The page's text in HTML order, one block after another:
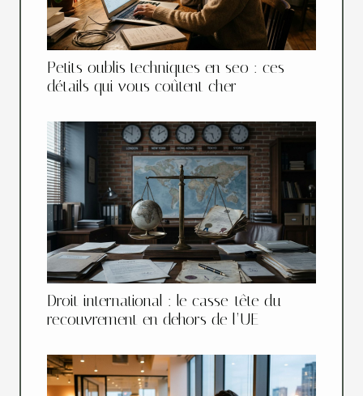
Petits oublis techniques en seo : ces
détails qui vous coûtent cher
Droit international : le casse-tête du
recouvrement en dehors de l’UE